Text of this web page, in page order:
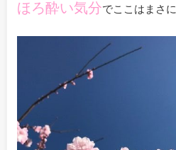
ほろ酔い気分でここはまさに